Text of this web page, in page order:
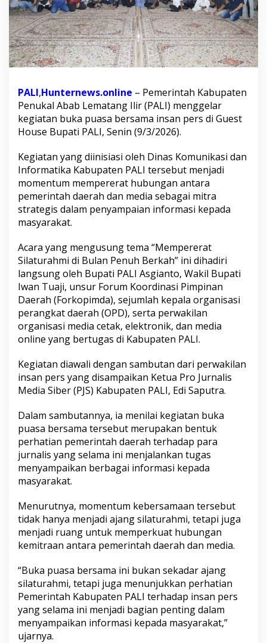
n
P
e
r
s
,
p
a
t
i
P
L
I
P
e
r
e
t
S
i
l
a
t
u
r
a
h
i
e
n
a
n
M
e
d
i
PALI,Hunternews.online – Pemerintah Kabupaten
Penukal Abab Lematang Ilir (PALI) menggelar
kegiatan buka puasa bersama insan pers di Guest
House Bupati PALI, Senin (9/3/2026).
Kegiatan yang diinisiasi oleh Dinas Komunikasi dan
Informatika Kabupaten PALI tersebut menjadi
momentum mempererat hubungan antara
pemerintah daerah dan media sebagai mitra
strategis dalam penyampaian informasi kepada
masyarakat.
Acara yang mengusung tema “Mempererat
Silaturahmi di Bulan Penuh Berkah” ini dihadiri
langsung oleh Bupati PALI Asgianto, Wakil Bupati
Iwan Tuaji, unsur Forum Koordinasi Pimpinan
Daerah (Forkopimda), sejumlah kepala organisasi
perangkat daerah (OPD), serta perwakilan
organisasi media cetak, elektronik, dan media
online yang bertugas di Kabupaten PALI.
Kegiatan diawali dengan sambutan dari perwakilan
insan pers yang disampaikan Ketua Pro Jurnalis
Media Siber (PJS) Kabupaten PALI, Edi Saputra.
Dalam sambutannya, ia menilai kegiatan buka
puasa bersama tersebut merupakan bentuk
perhatian pemerintah daerah terhadap para
jurnalis yang selama ini menjalankan tugas
menyampaikan berbagai informasi kepada
masyarakat.
Menurutnya, momentum kebersamaan tersebut
tidak hanya menjadi ajang silaturahmi, tetapi juga
menjadi ruang untuk memperkuat hubungan
kemitraan antara pemerintah daerah dan media.
“Buka puasa bersama ini bukan sekadar ajang
silaturahmi, tetapi juga menunjukkan perhatian
Pemerintah Kabupaten PALI terhadap insan pers
yang selama ini menjadi bagian penting dalam
menyampaikan informasi kepada masyarakat,”
ujarnya.